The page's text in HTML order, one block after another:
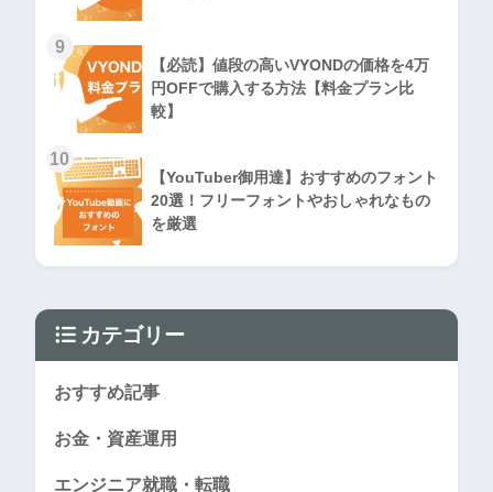
9
【必読】値段の高いVYONDの価格を4万
円OFFで購入する方法【料金プラン比
較】
10
【YouTuber御用達】おすすめのフォント
20選！フリーフォントやおしゃれなもの
を厳選
カテゴリー
おすすめ記事
お金・資産運用
エンジニア就職・転職